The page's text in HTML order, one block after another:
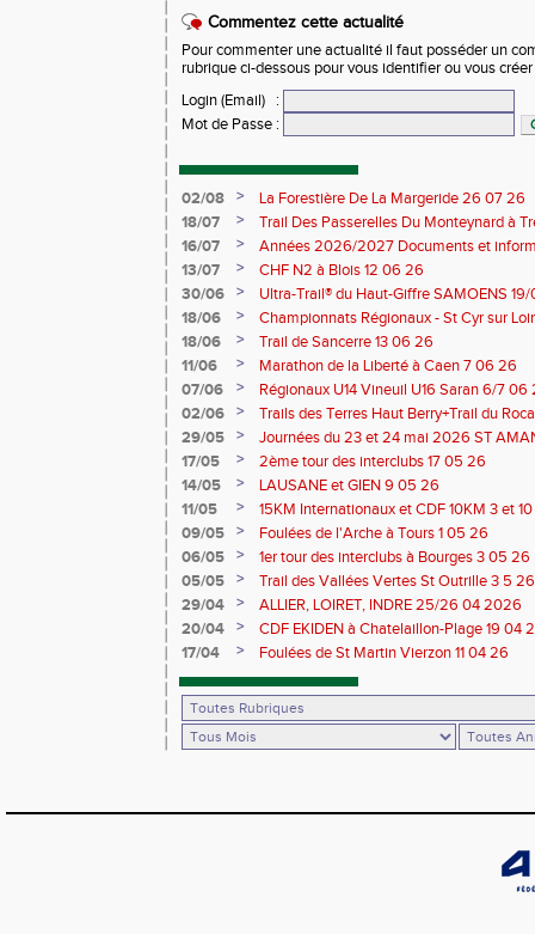
Commentez cette actualité
Pour commenter une actualité il faut posséder un
rubrique ci-dessous pour vous identifier ou vous
Login (Email)
:
Mot de Passe :
02/08 >
La Forestière De La Margeride 26 07 26
18/07
>
Trail Des Passerelles Du Monteynard à
16/07
>
Années 2026/2027 Documents et
13/07
>
CHF N2 à Blois 12 06 26
30/06
>
Ultra-Trail® du Haut-Giffre SAMOENS
18/06
>
Championnats Régionaux - St Cyr sur
Saran 13/14 06 26
18/06 >
Trail de Sancerre 13 06 26
11/06
>
Marathon de la Liberté à Caen 7 06 26
07/06
>
Régionaux U14 Vineuil U16 Saran 6/7 06
02/06
>
Trails des Terres Haut Berry+Trail du
du Berry 30/31 05 2026
29/05 >
Journées du 23 et 24 mai 2026 ST
17/05
>
2ème tour des interclubs 17 05 26
14/05
>
LAUSANE et GIEN 9 05 26
11/05
>
15KM Internationaux et CDF 10KM 3 et
09/05
>
Foulées de l'Arche à Tours 1 05 26
06/05
>
1er tour des interclubs à Bourges 3 05 26
05/05
>
Trail des Vallées Vertes St Outrille 3 5 26
29/04
>
ALLIER, LOIRET, INDRE 25/26 04 2026
20/04
>
CDF EKIDEN à Chatelaillon-Plage 19 04
17/04
> Foulées de St Martin Vierzon 11 04 26